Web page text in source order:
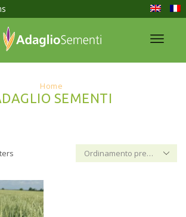
Home
SEMENTI